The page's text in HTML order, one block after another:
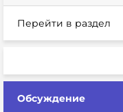
Перейти в раздел
Обсуждение